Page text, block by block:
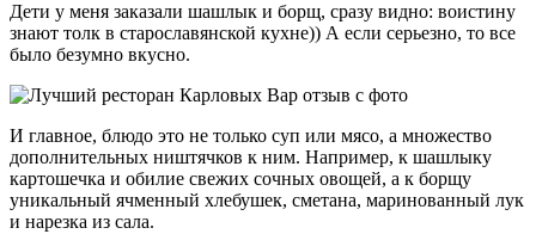
Дети у меня заказали шашлык и борщ, сразу видно: воистину
знают толк в старославянской кухне)) А если серьезно, то все
было безумно вкусно.
И главное, блюдо это не только суп или мясо, а множество
дополнительных ништячков к ним. Например, к шашлыку
картошечка и обилие свежих сочных овощей, а к борщу
уникальный ячменный хлебушек, сметана, маринованный лук
и нарезка из сала.